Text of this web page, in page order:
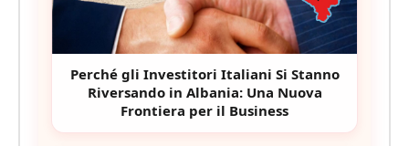
Perché gli Investitori Italiani Si Stanno
Riversando in Albania: Una Nuova
Frontiera per il Business